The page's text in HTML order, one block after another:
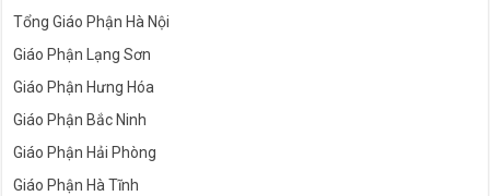
Tổng Giáo Phận Hà Nội
Giáo Phận Lạng Sơn
Giáo Phận Hưng Hóa
Giáo Phận Bắc Ninh
Giáo Phận Hải Phòng
Giáo Phận Hà Tĩnh